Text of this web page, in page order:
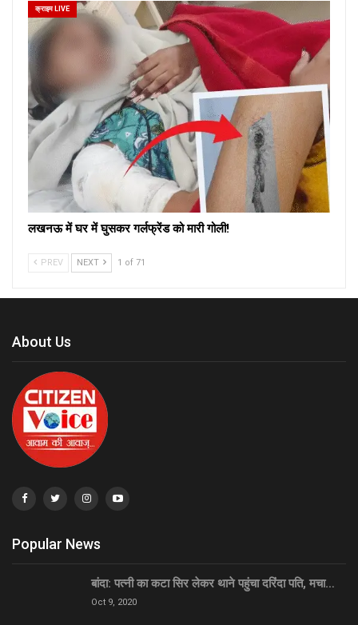
क्राइम LIVE
लखनऊ में घर में घुसकर गर्लफ्रेंड को मारी गोली!
PREV NEXT 1 of 71
About Us
Popular News
बांदा: पत्नी का कटा सिर लेकर थाने पहुंचा दरिंदा पति, मचा…
Oct 9, 2020